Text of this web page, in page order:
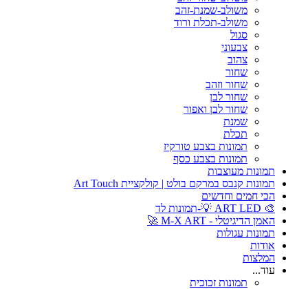
משולב-שמנת-זהב
משולב-תכלת ורוד
סגול
צבעוני
צהוב
שחור
שחור וזהב
שחור לבן
שחור לבן ואפור
שמנת
תכלת
תמונות בצבע טורקיז
תמונות בצבע כסף
תמונות מעוצבות
תמונות קנבס במרקם בולט | קולקציית Art Touch
הכי חמים וחדשים
🎨 ART LED 💡-תמונות לד
האמן הדיגיטלי - M-X ART 🚀
תמונות עגולות
אודות
המלצות
עוד...
תמונות זכוכית